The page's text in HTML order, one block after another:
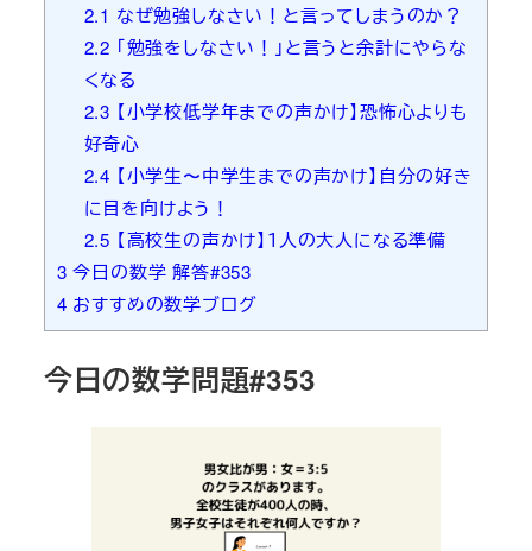
2.1 なぜ勉強しなさい！と言ってしまうのか？
2.2 「勉強をしなさい！」と言うと余計にやらな
くなる
2.3 【小学校低学年までの声かけ】恐怖心よりも
好奇心
2.4 【小学生〜中学生までの声かけ】自分の好き
に目を向けよう！
2.5 【高校生の声かけ】１人の大人になる準備
3 今日の数学 解答#353
4 おすすめの数学ブログ
今日の数学問題#353